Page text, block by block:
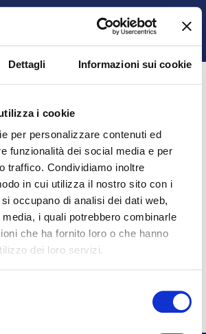
Dettagli Informazioni sui cookie
i cookie
per personalizzare contenuti ed
funzionalità dei social media e per
traffico. Condividiamo inoltre
in cui utilizza il nostro sito con i
occupano di analisi dei dati web,
i quali potrebbero combinarle
che ha fornito loro o che hanno
dei loro servizi.
Attiva/disattiva input di ricerca
Ospite Login
"IRT"
degli Studi "Magna Græcia" di Catanzaro
97026980793 -
Prof. Giovanni